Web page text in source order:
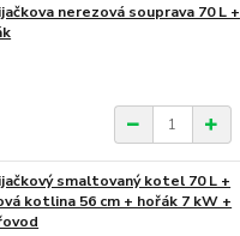
nerezová souprava 70 L +
smaltovaný kotel 70 L +
kotlina 56 cm + hořák 7 kW +